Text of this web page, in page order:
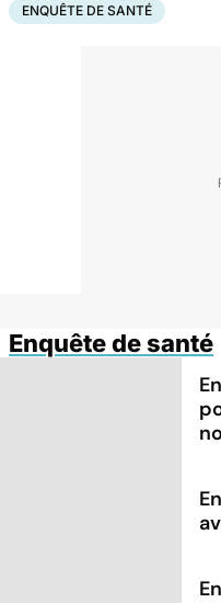
ENQUÊTE DE SANTÉ
Enquête de santé